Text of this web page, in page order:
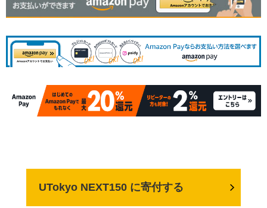
UTokyo NEXT150 に寄付する